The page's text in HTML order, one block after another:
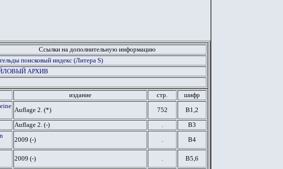
Ссылки на дополнительную информацию
поисковый индекс (Литера S)
АРХИВ
издание стр.
шифр
Auflage 2. (*) 752
В1,2
Auflage 2. (-) .
В3
2009 (-) .
В4
2009 (-) .
В5,6